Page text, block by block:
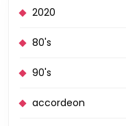
2020
80's
90's
accordeon